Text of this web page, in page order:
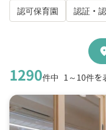
認可保育園 認証・
1290件中 1～10件を